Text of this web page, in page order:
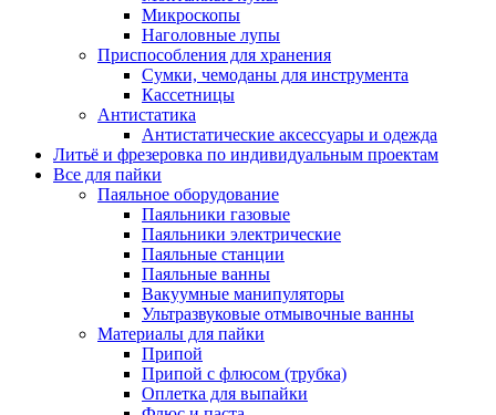
Микроскопы
Наголовные лупы
Приспособления для хранения
Сумки, чемоданы для инструмента
Кассетницы
Антистатика
Антистатические аксессуары и одежда
Литьё и фрезеровка по индивидуальным проектам
Все для пайки
Паяльное оборудование
Паяльники газовые
Паяльники электрические
Паяльные станции
Паяльные ванны
Вакуумные манипуляторы
Ультразвуковые отмывочные ванны
Материалы для пайки
Припой
Припой с флюсом (трубка)
Оплетка для выпайки